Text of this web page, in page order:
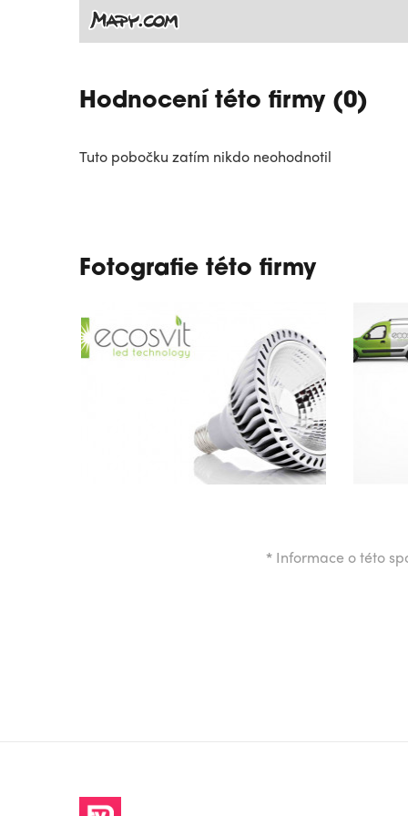
Hodnocení této firmy (0)
Tuto pobočku zatím nikdo neohodnotil
Fotografie této firmy
* Informace o této